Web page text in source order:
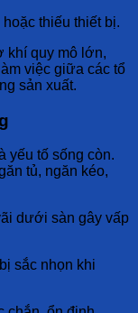
thiếu thiết bị.
khí quy mô lớn,
việc giữa các tổ
sản xuất.
yếu tố sống còn.
tủ, ngăn kéo,
dưới sàn gây vấp
sắc nhọn khi